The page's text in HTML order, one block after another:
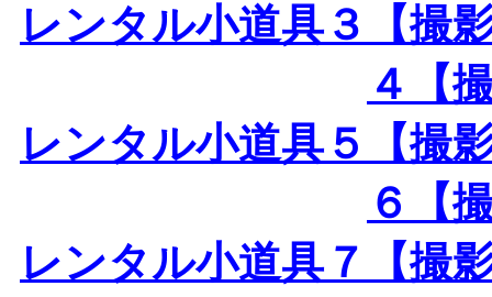
レンタル小道具３【撮
４【
レンタル小道具５【撮
６【
レンタル小道具７【撮